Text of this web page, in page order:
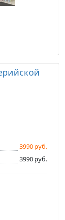
3990 руб.
3990 руб.